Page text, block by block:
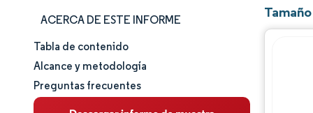
ACERCA DE ESTE INFORME
Tamaño y cuota de mercado
Análisis de mercado
Tabla de contenido
Alcance y metodología
Preguntas frecuentes